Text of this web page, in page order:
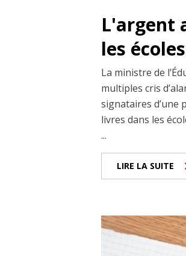
L'argent
les
La ministre de
multiples cris
signataires d’une
livres dans les
...
LIRE LA SUITE